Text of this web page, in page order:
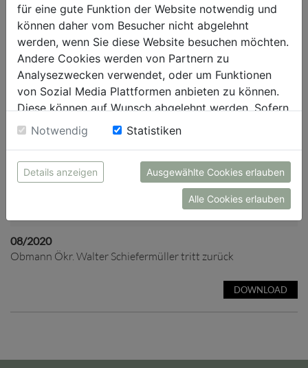
TEXT BILD DOKUMENT
08/2020
Obmann Ökr. Walter Schiefermüller tritt zurück
DOWNLOAD
für eine gute Funktion der Website notwendig und
können daher vom Besucher nicht abgelehnt
werden, wenn Sie diese Website besuchen möchten.
Andere Cookies werden von Partnern zu
Analysezwecken verwendet, oder um Funktionen
von Sozial Media Plattformen anbieten zu können.
Diese können auf Wunsch abgelehnt werden. Sofern
sie unsere Webseite weiter nutzen, geben Sie
Einwilligung zu unseren Cookies.
Notwendig Statistiken
Details anzeigen Ausgewählte Cookies erlauben
Alle Cookies erlauben